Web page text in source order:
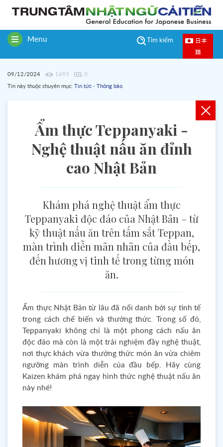
ToggleMenu
日本
語
Tìm kiếm
09/12/2024 1693 0
Tin này thuộc chuyên mục: Tin tức - Thông báo
Ẩm thực Teppanyaki -
Nghệ thuật nấu ăn đỉnh
cao Nhật Bản
Khám phá nghệ thuật ẩm thực
Teppanyaki độc đáo của Nhật Bản – từ
kỹ thuật nấu ăn trên tấm sắt Teppan,
màn trình diễn mãn nhãn của đầu bếp,
đến hương vị tinh tế trong từng món
ăn.
Ẩm thực Nhật Bản từ lâu đã nổi danh bởi sự tinh tế
trong cách chế biến và thưởng thức. Trong số đó,
Teppanyaki không chỉ là một phong cách nấu ăn
độc đáo mà còn là một trải nghiệm đầy nghệ thuật,
nơi thực khách vừa thưởng thức món ăn vừa chiêm
ngưỡng màn trình diễn của đầu bếp. Hãy cùng
Kaizen khám phá ngay hình thức nghệ thuật nấu ăn
này nhé!